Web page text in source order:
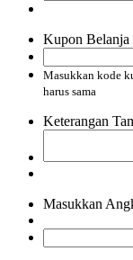
Kupon Belanja
Masukkan kode
harus sama
Keterangan
Masukkan